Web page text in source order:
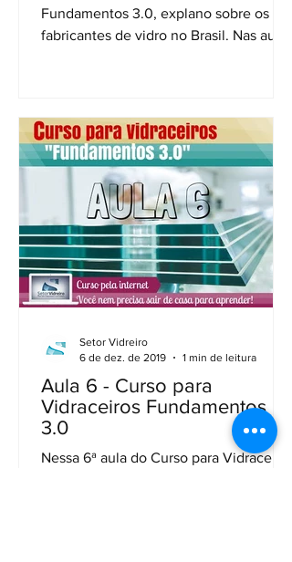
Fundamentos 3.0, explano sobre os
fabricantes de vidro no Brasil. Nas aulas
Aula 6 - Curso para
Vidraceiros Fundamentos
3.0
Nessa 6ª aula do Curso para Vidraceiros
Setor Vidreiro
6 de dez. de 2019
1 min de leitura